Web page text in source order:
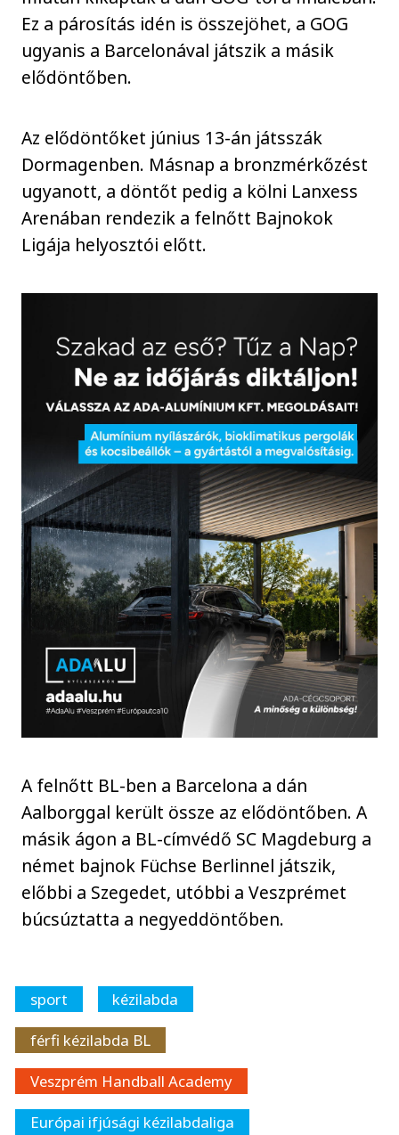
Ez a párosítás idén is összejöhet, a GOG
ugyanis a Barcelonával játszik a másik
elődöntőben.
Az elődöntőket június 13-án játsszák
Dormagenben. Másnap a bronzmérkőzést
ugyanott, a döntőt pedig a kölni Lanxess
Arenában rendezik a felnőtt Bajnokok
Ligája helyosztói előtt.
A felnőtt BL-ben a Barcelona a dán
Aalborggal került össze az elődöntőben. A
másik ágon a BL-címvédő SC Magdeburg a
német bajnok Füchse Berlinnel játszik,
előbbi a Szegedet, utóbbi a Veszprémet
búcsúztatta a negyeddöntőben.
sport
kézilabda
férfi kézilabda BL
Veszprém Handball Academy
Európai ifjúsági kézilabdaliga